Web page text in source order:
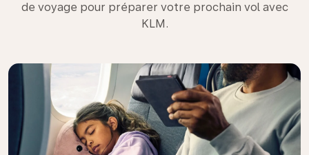
de voyage pour préparer votre prochain vol avec
KLM.